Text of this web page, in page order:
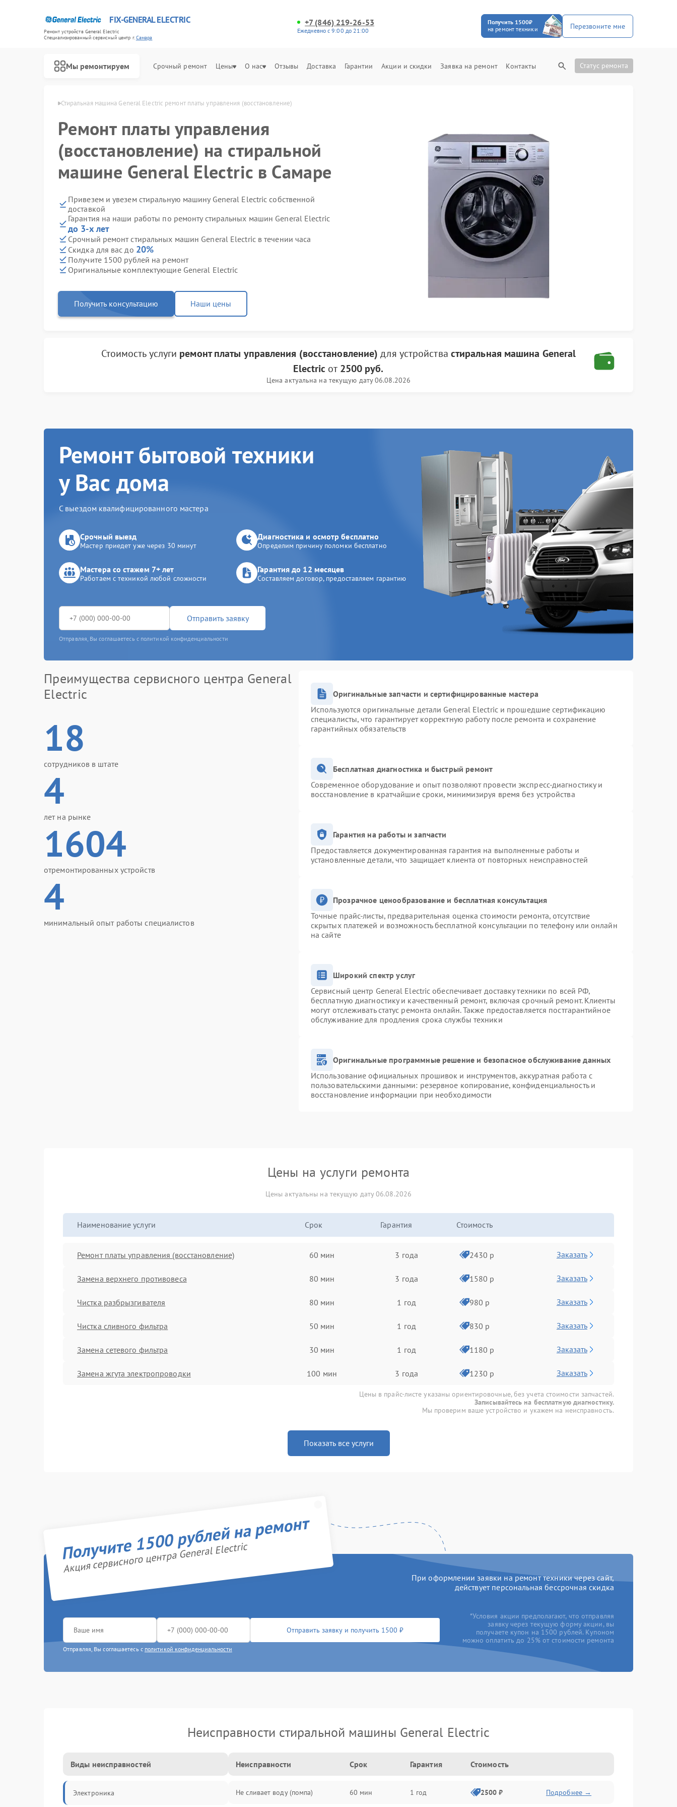
FIX-GENERAL ELECTRIC
Ремонт устройств General Electric
Специализированный cервисный центр г.Самара
+7 (846) 219-26-53
Ежедневно с 9:00 до 21:00
Получить 1500₽
на ремонт техники
Перезвоните мне
Мы ремонтируем Срочный ремонт Цены О нас Отзывы Доставка Гарантии Акции и скидки Заявка на ремонт Контакты Статус ремонта
Стиральная машина General Electric ремонт платы управления (восстановление)
Ремонт платы управления
(восстановление) на стиральной
машине General Electric в Самаре
Привезем и увезем стиральную машину General Electric собственной
доставкой
Гарантия на наши работы по ремонту стиральных машин General Electric
до 3-х лет
Срочный ремонт стиральных машин General Electric в течении часа
Скидка для вас до 20%
Получите 1500 рублей на ремонт
Оригинальные комплектующие General Electric
Получить консультацию Наши цены
Стоимость услуги ремонт платы управления (восстановление) для устройства стиральная машина General
Electric от 2500 руб.
Цена актуальна на текущую дату 06.08.2026
Ремонт бытовой техники
у Вас дома
С выездом квалифицированного мастера
Срочный выезд
Мастер приедет уже через 30 минут
Диагностика и осмотр бесплатно
Определим причину поломки бесплатно
Мастера со стажем 7+ лет
Работаем с техникой любой сложности
Гарантия до 12 месяцев
Составляем договор, предоставляем гарантию
Отправить заявку
Отправляя, Вы соглашаетесь с политикой конфиденциальности
Преимущества сервисного центра General
Electric
18
сотрудников в штате
4
лет на рынке
1604
отремонтированных устройств
4
минимальный опыт работы специалистов
Оригинальные запчасти и сертифицированные мастера
Используются оригинальные детали General Electric и прошедшие сертификацию
специалисты, что гарантирует корректную работу после ремонта и сохранение
гарантийных обязательств
Бесплатная диагностика и быстрый ремонт
Современное оборудование и опыт позволяют провести экспресс-диагностику и
восстановление в кратчайшие сроки, минимизируя время без устройства
Гарантия на работы и запчасти
Предоставляется документированная гарантия на выполненные работы и
установленные детали, что защищает клиента от повторных неисправностей
Прозрачное ценообразование и бесплатная консультация
Точные прайс-листы, предварительная оценка стоимости ремонта, отсутствие
скрытых платежей и возможность бесплатной консультации по телефону или онлайн
на сайте
Широкий спектр услуг
Сервисный центр General Electric обеспечивает доставку техники по всей РФ,
бесплатную диагностику и качественный ремонт, включая срочный ремонт. Клиенты
могут отслеживать статус ремонта онлайн. Также предоставляется постгарантийное
обслуживание для продления срока службы техники
Оригинальные программные решение и безопасное обслуживание данных
Использование официальных прошивок и инструментов, аккуратная работа с
пользовательскими данными: резервное копирование, конфиденциальность и
восстановление информации при необходимости
Цены на услуги ремонта
Цены актуальны на текущую дату 06.08.2026
Наименование услуги Срок Гарантия Стоимость
Ремонт платы управления (восстановление) 60 мин 3 года 2430 р Заказать
Замена верхнего противовеса 80 мин 3 года 1580 р Заказать
Чистка разбрызгивателя 80 мин 1 год 980 р Заказать
Чистка сливного фильтра 50 мин 1 год 830 р Заказать
Замена сетевого фильтра 30 мин 1 год 1180 р Заказать
Замена жгута электропроводки 100 мин 3 года 1230 р Заказать
Цены в прайс-листе указаны ориентировочные, без учета стоимости запчастей.
Записывайтесь на бесплатную диагностику.
Мы проверим ваше устройство и укажем на неисправность.
Показать все услуги
Получите 1500 рублей на ремонт
Акция сервисного центра General Electric
При оформлении заявки на ремонт техники через сайт,
действует персональная бессрочная скидка
Отправить заявку и получить 1500 ₽
Отправляя, Вы соглашаетесь с политикой конфиденциальности
*Условия акции предполагают, что отправляя
заявку через текущую форму акции, вы
получаете купон на 1500 рублей. Купоном
можно оплатить до 25% от стоимости ремонта
Неисправности стиральной машины General Electric
Виды неисправностей
Электроника
Неисправности Срок Гарантия Стоимость
Не сливает воду (помпа) 60 мин 1 год 2500 ₽ Подробнее →